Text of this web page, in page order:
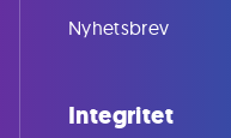
Nyhetsbrev
Integritet